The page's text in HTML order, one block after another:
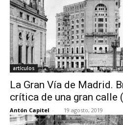
artículos
La Gran Vía de Madrid.
crítica de una gran calle
Antón Capitel - 19 agosto, 2019